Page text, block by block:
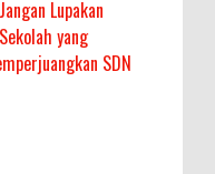
Lupakan
yang
SDN